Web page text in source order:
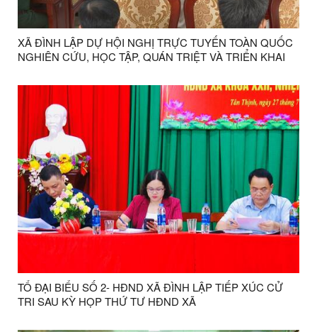
XÃ ĐÌNH LẬP DỰ HỘI NGHỊ TRỰC TUYẾN TOÀN QUỐC
NGHIÊN CỨU, HỌC TẬP, QUÁN TRIỆT VÀ TRIỂN KHAI
CHẤP HÀNH TRUNG ƯƠNG ĐẢNG KHOÁ XIV
TỔ ĐẠI BIỂU SỐ 2- HĐND XÃ ĐÌNH LẬP TIẾP XÚC CỬ
TRI SAU KỲ HỌP THỨ TƯ HĐND XÃ